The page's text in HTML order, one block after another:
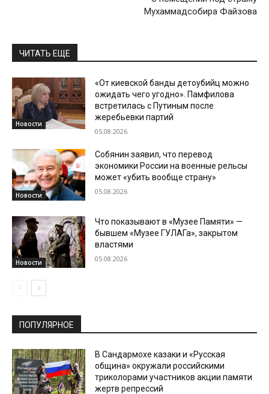
Мухаммадсобира Файзова
ЧИТАТЬ ЕЩЕ
Новости
«От киевской банды детоубийц можно
ожидать чего угодно». Памфилова
встретилась с Путиным после
жеребьевки партий
05.08.2026
Новости
Собянин заявил, что перевод
экономики России на военные рельсы
может «убить вообще страну»
05.08.2026
Новости
Что показывают в «Музее Памяти» —
бывшем «Музее ГУЛАГа», закрытом
властями
05.08.2026
ПОПУЛЯРНОЕ
В Сандармохе казаки и «Русская
община» окружали российскими
триколорами участников акции памяти
жертв репрессий